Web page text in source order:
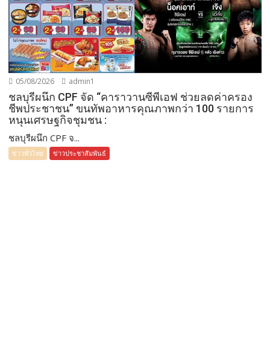
05/08/2026 admin1
ชลบุรีผนึก CPF จัด “คาราวานซีพีเอฟ ช่วยลดค่าครอง
ชีพประชาชน” ขนทัพอาหารคุณภาพกว่า 100 รายการ
หนุนเศรษฐกิจชุมชน :
ชลบุรีผนึก CPF จ...
ข่าวทั่วไทย ข่าวประชาสัมพันธ์